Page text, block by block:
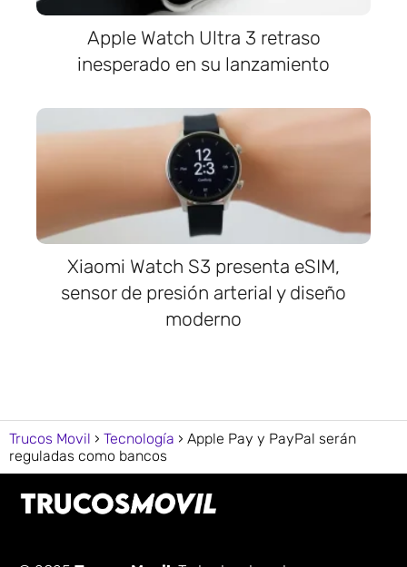
Apple Watch Ultra 3 retraso
inesperado en su lanzamiento
Xiaomi Watch S3 presenta eSIM,
sensor de presión arterial y diseño
moderno
Trucos Movil Tecnología
Apple Pay y PayPal serán
reguladas como bancos